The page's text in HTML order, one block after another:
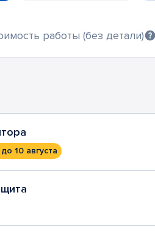
работы (без детали)
до 10 августа